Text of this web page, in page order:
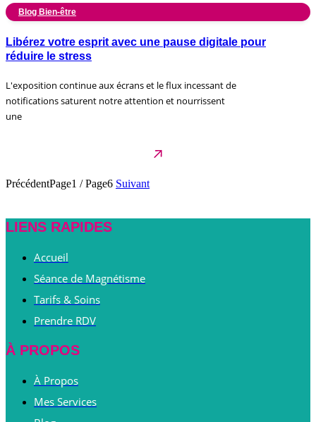
Blog Bien-être
Libérez votre esprit avec une pause digitale pour
réduire le stress
L'exposition continue aux écrans et le flux incessant de
notifications saturent notre attention et nourrissent
une
PrécédentPage1 / Page6 Suivant
LIENS RAPIDES
Accueil
Séance de Magnétisme
Tarifs & Soins
Prendre RDV
À PROPOS
À Propos
Mes Services